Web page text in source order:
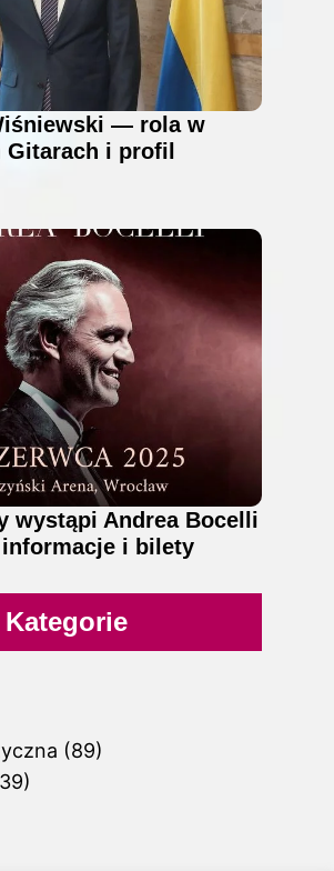
— rola w
Gitarach i profil
wystąpi Andrea Bocelli
i bilety
Kategorie
(89)